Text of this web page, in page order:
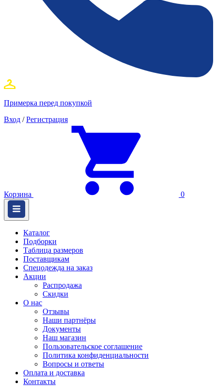
Примерка перед покупкой
Вход / Регистрация
Корзина 0
Каталог
Подборки
Таблица размеров
Поставщикам
Спецодежда на заказ
Акции
Распродажа
Скидки
О нас
Отзывы
Наши партнёры
Документы
Наш магазин
Пользовательское соглашение
Политика конфиденциальности
Вопросы и ответы
Оплата и доставка
Контакты